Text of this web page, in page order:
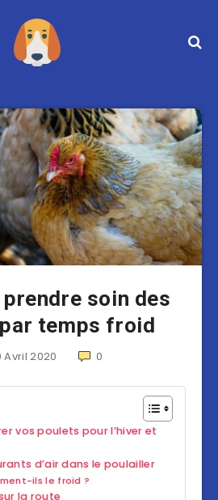
soin des
temps froid
Avril 2020 0
vos poulets pour l’hiver et
d’air dans le poulailler
ils le froid ?
la route